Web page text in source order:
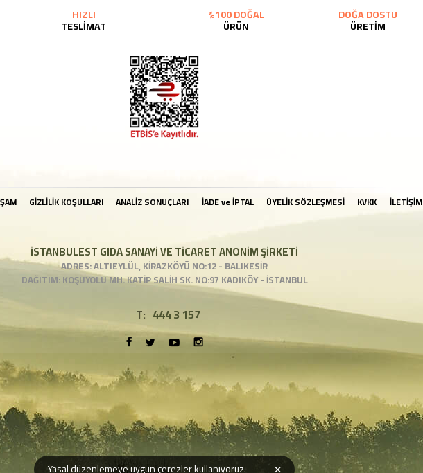
HIZLI
TESLİMAT
%100 DOĞAL
ÜRÜN
DOĞA DOSTU
ÜRETİM
GİZLİLİK KOŞULLARI ANALİZ SONUÇLARI İADE ve İPTAL ÜYELİK SÖZLEŞMESİ KVKK İLETİŞİM
İSTANBULEST GIDA SANAYİ VE TİCARET ANONİM ŞİRKETİ
ADRES: ALTIEYLÜL, KİRAZKÖYÜ NO:12 - BALIKESİR
DAĞITIM: KOŞUYOLU MH. KATİP SALİH SK. NO:97 KADIKÖY - İSTANBUL
T: 444 3 157
Yasal düzenlemeye uygun çerezler kullanıyoruz. ×